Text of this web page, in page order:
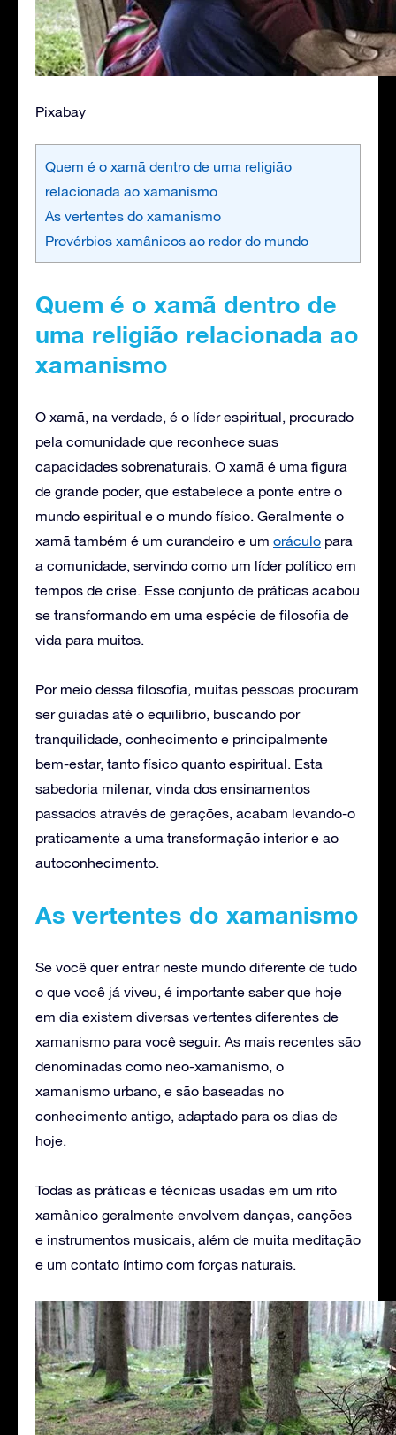
Pixabay
Quem é o xamã dentro de uma religião
relacionada ao xamanismo
As vertentes do xamanismo
Provérbios xamânicos ao redor do mundo
Quem é o xamã dentro de
uma religião relacionada ao
xamanismo
O xamã, na verdade, é o líder espiritual, procurado
pela comunidade que reconhece suas
capacidades sobrenaturais. O xamã é uma figura
de grande poder, que estabelece a ponte entre o
mundo espiritual e o mundo físico. Geralmente o
xamã também é um curandeiro e um oráculo para
a comunidade, servindo como um líder político em
tempos de crise. Esse conjunto de práticas acabou
se transformando em uma espécie de filosofia de
vida para muitos.
Por meio dessa filosofia, muitas pessoas procuram
ser guiadas até o equilíbrio, buscando por
tranquilidade, conhecimento e principalmente
bem-estar, tanto físico quanto espiritual. Esta
sabedoria milenar, vinda dos ensinamentos
passados através de gerações, acabam levando-o
praticamente a uma transformação interior e ao
autoconhecimento.
As vertentes do xamanismo
Se você quer entrar neste mundo diferente de tudo
o que você já viveu, é importante saber que hoje
em dia existem diversas vertentes diferentes de
xamanismo para você seguir. As mais recentes são
denominadas como neo-xamanismo, o
xamanismo urbano, e são baseadas no
conhecimento antigo, adaptado para os dias de
hoje.
Todas as práticas e técnicas usadas em um rito
xamânico geralmente envolvem danças, canções
e instrumentos musicais, além de muita meditação
e um contato íntimo com forças naturais.